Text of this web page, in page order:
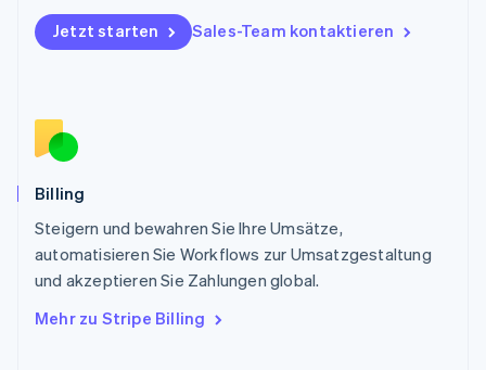
Jetzt starten Sales-Team kontaktieren
Billing
Steigern und bewahren Sie Ihre Umsätze,
automatisieren Sie Workflows zur Umsatzgestaltung
und akzeptieren Sie Zahlungen global.
Mehr zu Stripe Billing
Polen
English
Portugal
Schweden
Svenska
Schweiz
Deutsch
Singapur
English简体中文
Slowakei
English
Slowenien